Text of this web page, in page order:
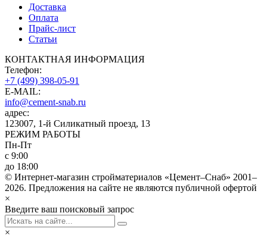
Доставка
Оплата
Прайс-лист
Статьи
КОНТАКТНАЯ ИНФОРМАЦИЯ
Телефон:
+7 (499) 398-05-91
E-MAIL:
info@cement-snab.ru
адрес:
123007, 1-й Силикатный проезд, 13
РЕЖИМ РАБОТЫ
Пн-Пт
с 9:00
до 18:00
© Интернет-магазин стройматериалов «Цемент–Снаб» 2001–
2026. Предложения на сайте не являются публичной офертой
×
Введите ваш поисковый запрос
×